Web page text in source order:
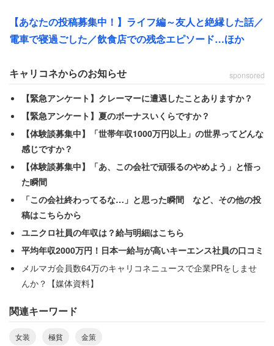
条件は予想外のものだった。
るから、その娘の衣装着て接客してくれる？』とのこ
と…」
普通なら即行で断りそうなところだが、友人も男性も「体
脂肪率一ケタの痩せ型」だったこともあり、背に腹は代え
られず女性の格好をして接客を始めたという。
ご飯とかも奢ってもらう始末」
これに味を占めたのか、その後も時折ポケベルでママに呼
ばれては接客し、「お小遣いを手に入れてました」と振り
返る。
現在は年収1300万円を稼ぐ管理職の男性だが、女装をし
【あなたの投稿募集中！】ライフ編～友人と絶縁した話／
電車で寝過ごした／飲食店での残念エピソード…ほか
キャリコネからのお知らせ sponsored
【緊急アンケート】クレーマーに遭遇したことありますか？
【緊急アンケート】夏のボーナスいくらですか？
【体験談募集中】「世帯年収1000万円以上」の世界ってどんな
感じですか？
【体験談募集中】「あ、この会社で頑張るのやめよう」と悟っ
た瞬間
「この会社終わってるな…」と思った瞬間 など、その他の投
稿はこちらから
ユニクロ社員の年収は？給与明細はこちら
平均年収2000万円！日本一給与が高いキーエンス社員の口コミ
メルマガ会員数64万のキャリコネニュースで企業PRをしませ
んか？【媒体資料】
関連キーワード
女装 極貧 金策